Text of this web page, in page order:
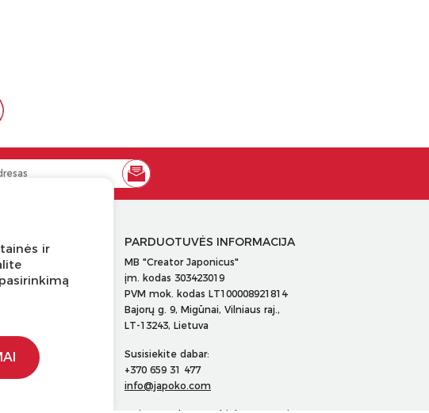
PARDUOTUVĖS INFORMACIJA
MB "Creator Japonicus"
įm. kodas 303423019
PVM mok. kodas LT100008921814
Bajorų g. 9, Migūnai, Vilniaus raj.,
LT-13243, Lietuva
Susisiekite dabar:
+370 659 31 477
info@japoko.com
ir